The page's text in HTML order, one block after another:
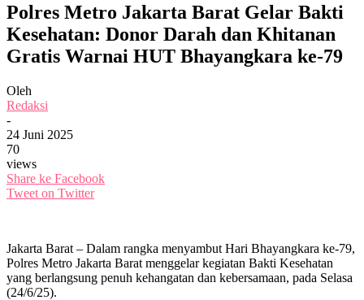
Polres Metro Jakarta Barat Gelar Bakti
Kesehatan: Donor Darah dan Khitanan
Gratis Warnai HUT Bhayangkara ke-79
Oleh
Redaksi
-
24 Juni 2025
70
views
Share ke Facebook
Tweet on Twitter
Jakarta Barat – Dalam rangka menyambut Hari Bhayangkara ke-79,
Polres Metro Jakarta Barat menggelar kegiatan Bakti Kesehatan
yang berlangsung penuh kehangatan dan kebersamaan, pada Selasa
(24/6/25).